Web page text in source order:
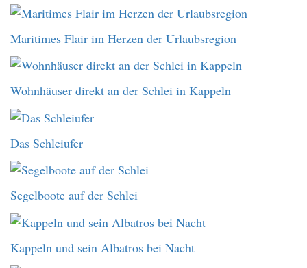
Maritimes Flair im Herzen der Urlaubsregion
Wohnhäuser direkt an der Schlei in Kappeln
Das Schleiufer
Segelboote auf der Schlei
Kappeln und sein Albatros bei Nacht